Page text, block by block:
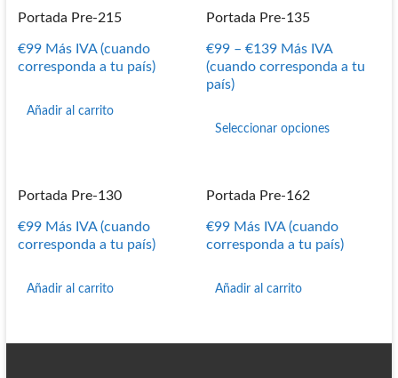
Portada Pre-215
€99 Más IVA (cuando
corresponda a tu país)
Añadir al carrito
Portada Pre-135
€99 –€139 Más IVA
(cuando corresponda a tu
país)
Seleccionar opciones
se
pueden
Portada Pre-130
€99 Más IVA (cuando
corresponda a tu país)
Añadir al carrito
Portada Pre-162
€99 Más IVA (cuando
corresponda a tu país)
Añadir al carrito